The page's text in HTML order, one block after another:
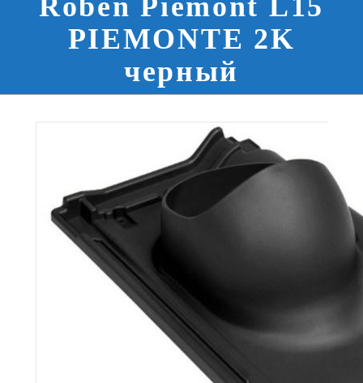
Röben Piemont L15
PIEMONTE 2K
черный